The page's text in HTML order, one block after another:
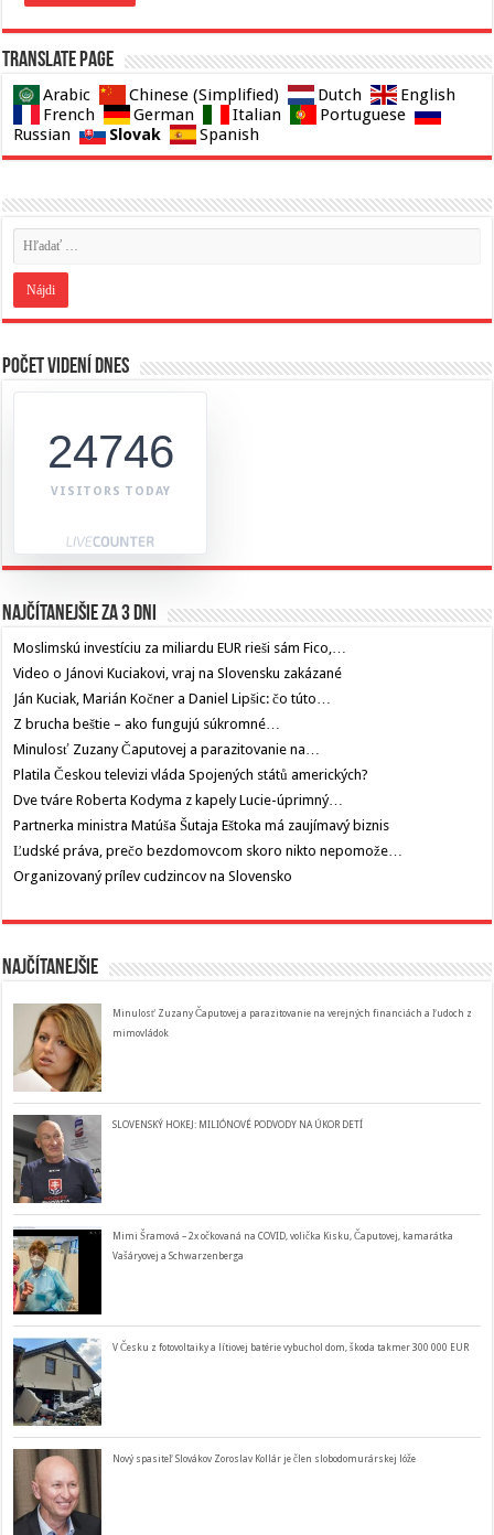
Translate page
Arabic Chinese (Simplified) Dutch
English
French
German Italian
Portuguese
Russian
Slovak Spanish
Počet videní dnes
24746
VISITORS TODAY
Najčítanejšie za 3 dni
Moslimskú investíciu za miliardu EUR rieši sám Fico,…
Video o Jánovi Kuciakovi, vraj na Slovensku zakázané
Ján Kuciak, Marián Kočner a Daniel Lipšic: čo túto…
Z brucha beštie – ako fungujú súkromné…
Minulosť Zuzany Čaputovej a parazitovanie na…
Platila Českou televizi vláda Spojených států amerických?
Dve tváre Roberta Kodyma z kapely Lucie-úprimný…
Partnerka ministra Matúša Šutaja Eštoka má zaujímavý biznis
Ľudské práva, prečo bezdomovcom skoro nikto nepomože…
Organizovaný prílev cudzincov na Slovensko
Najčítanejšie
Minulosť Zuzany Čaputovej a parazitovanie na verejných financiách a ľudoch z
mimovládok
SLOVENSKÝ HOKEJ: MILIÓNOVÉ PODVODY NA ÚKOR DETÍ
Mimi Šramová – 2x očkovaná na COVID, volička Kisku, Čaputovej, kamarátka
Vašáryovej a Schwarzenberga
V Česku z fotovoltaiky a lítiovej batérie vybuchol dom, škoda takmer 300 000 EUR
Nový spasiteľ Slovákov Zoroslav Kollár je člen slobodomurárskej lóže